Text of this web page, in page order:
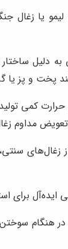
یا
به دلیل
پخت و پز
کمی
مداوم
زغال‌های
ایده‌آل
هنگام